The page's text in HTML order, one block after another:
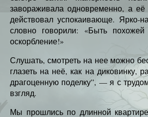
завораживала одновременно, а её
действовал успокаивающе. Ярко-
словно говорили: «Быть
оскорбление!»
Слушать, смотреть на нее можно
глазеть на неё, как на диковинку,
драгоценную поделку”, — я с
взгляд.
Мы прошлись по длинной